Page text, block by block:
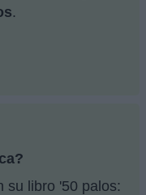
.
su libro '50 palos: